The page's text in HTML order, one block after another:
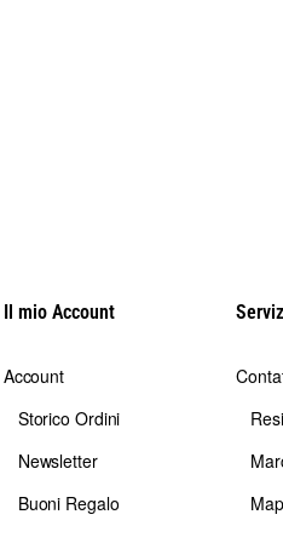
Il mio Account
Account
Storico Ordini
Newsletter
Buoni Regalo